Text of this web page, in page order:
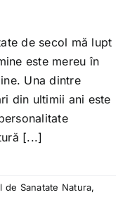
de secol mă lupt
este mereu în
Una dintre
din ultimii ani este
[...]
de Sanatate Natura,